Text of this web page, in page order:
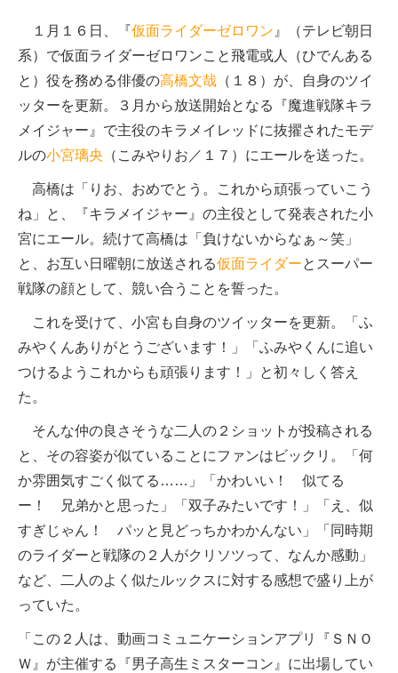
１月１６日、『仮面ライダーゼロワン 』（テレビ朝日
系）で仮面ライダーゼロワンこと飛電或人（ひでんある
と）役を務める俳優の高橋文哉 （１８）が、自身のツイ
ッターを更新。３月から放送開始となる『魔進戦隊キラ
メイジャー』で主役のキラメイレッドに抜擢されたモデ
ルの小宮璃央 （こみやりお／１７）にエールを送った。
高橋は「りお、おめでとう。これから頑張っていこう
ね」と、『キラメイジャー』の主役として発表された小
宮にエール。続けて高橋は「負けないからなぁ～笑」
と、お互い日曜朝に放送される仮面ライダーとスーパー
戦隊の顔として、競い合うことを誓った。
これを受けて、小宮も自身のツイッターを更新。「ふ
みやくんありがとうございます！」「ふみやくんに追い
つけるようこれからも頑張ります！」と初々しく答え
た。
そんな仲の良さそうな二人の２ショットが投稿される
と、その容姿が似ていることにファンはビックリ。「何
か雰囲気すごく似てる……」「かわいい！ 似てる
ー！ 兄弟かと思った」「双子みたいです！」「え、似
すぎじゃん！ パッと見どっちかわかんない」「同時期
のライダーと戦隊の２人がクリソツって、なんか感動」
など、二人のよく似たルックスに対する感想で盛り上が
っていた。
「この２人は、動画コミュニケーションアプリ『ＳＮＯ
Ｗ』が主催する『男子高生ミスターコン』に出場してい